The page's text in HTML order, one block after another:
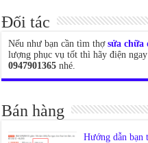
Đối tác
Nếu như bạn cần tìm thợsửa chữa
lượng phục vụ tốt thì hãy điện
0947901365 nhé.
Bán hàng
Hướng dẫn bạn